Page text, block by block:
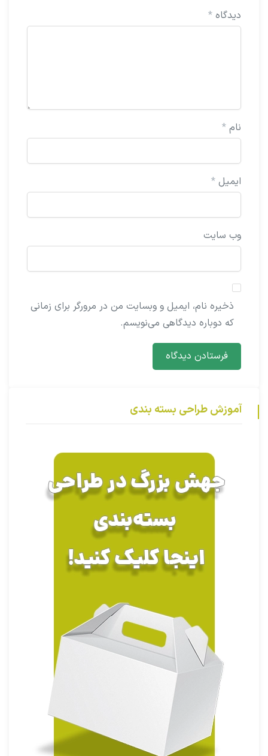
دیدگاه *
نام *
ایمیل *
وب‌ سایت
ذخیره نام، ایمیل و وبسایت من در مرورگر برای زمانی
که دوباره دیدگاهی می‌نویسم.
آموزش طراحی بسته بندی